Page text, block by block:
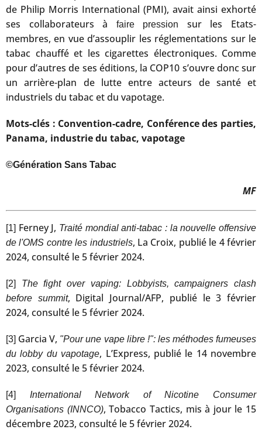
de Philip Morris International (PMI), avait ainsi exhorté
ses collaborateurs à
faire pression
sur les Etats-
membres, en vue d’assouplir les réglementations sur le
tabac chauffé et les cigarettes électroniques. Comme
pour d’autres de ses éditions, la COP10 s’ouvre donc sur
un arrière-plan de lutte entre acteurs de santé et
industriels du tabac et du vapotage.
Mots-clés : Convention-cadre, Conférence des parties,
Panama, industrie du tabac, vapotage
©Génération Sans Tabac
MF
[1] Ferney J, Traité mondial anti-tabac : la nouvelle offensive
de l'OMS contre les industriels, La Croix, publié le 4 février
2024, consulté le 5 février 2024.
[2]
The fight over vaping: Lobbyists, campaigners clash
before summit, Digital Journal/AFP, publié le 3 février
2024, consulté le 5 février 2024.
[3] Garcia V, "Pour une vape libre !": les méthodes fumeuses
du lobby du vapotage, L’Express, publié le 14 novembre
2023, consulté le 5 février 2024.
[4]
International Network of Nicotine Consumer
Organisations (INNCO), Tobacco Tactics, mis à jour le 15
décembre 2023, consulté le 5 février 2024.